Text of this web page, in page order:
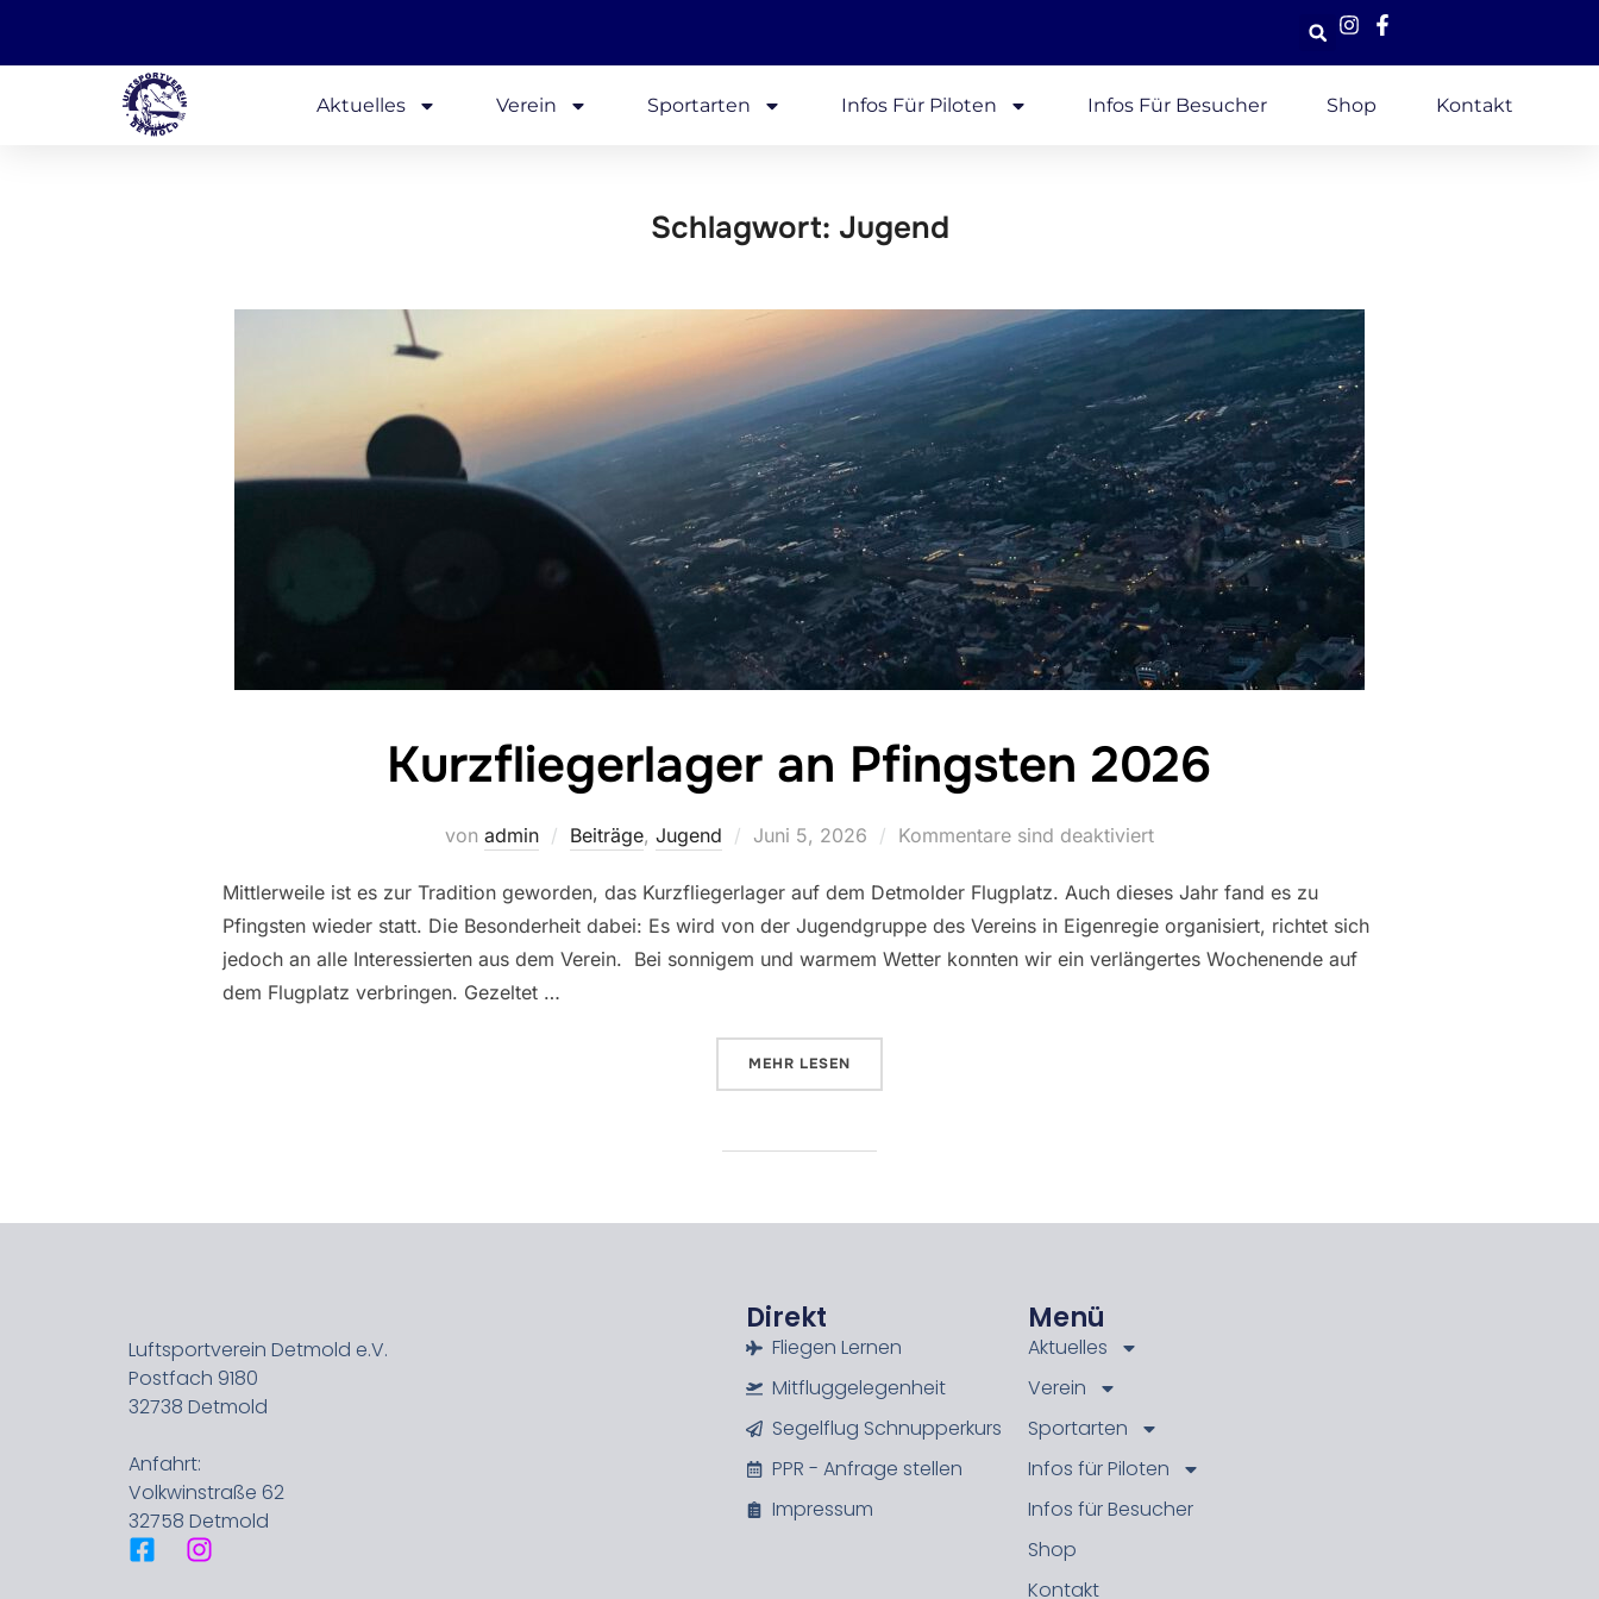
Aktuelles Verein Sportarten Infos Für Piloten Infos Für Besucher Shop Kontakt
Schlagwort: Jugend
Kurzfliegerlager an Pfingsten 2026
von admin Beiträge, Jugend Juni 5, 2026 Kommentare sind deaktiviert
Mittlerweile ist es zur Tradition geworden, das Kurzfliegerlager auf dem Detmolder Flugplatz. Auch dieses Jahr fand es zu
Pfingsten wieder statt. Die Besonderheit dabei: Es wird von der Jugendgruppe des Vereins in Eigenregie organisiert, richtet sich
jedoch an alle Interessierten aus dem Verein. Bei sonnigem und warmem Wetter konnten wir ein verlängertes Wochenende auf
dem Flugplatz verbringen. Gezeltet …
MEHR LESEN
Luftsportverein Detmold e.V.
Postfach 9180
32738 Detmold
Anfahrt:
Volkwinstraße 62
32758 Detmold
Direkt
Fliegen Lernen
Mitfluggelegenheit
Segelflug Schnupperkurs
PPR - Anfrage stellen
Impressum
Menü
Aktuelles
Verein
Sportarten
Infos für Piloten
Infos für Besucher
Shop
Kontakt